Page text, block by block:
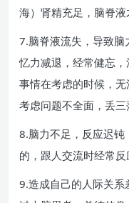
海）肾精充足，脑脊液
7.脑脊液流失，导致
忆力减退，经常健忘
事情在考虑的时候，
考虑问题不全面，丢三
8.脑力不足，反应迟钝
的，跟人交流时经常反
9.造成自己的人际关